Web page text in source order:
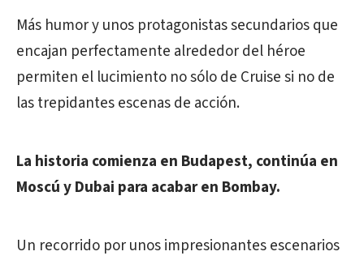
Más humor y unos protagonistas secundarios que
encajan perfectamente alrededor del héroe
permiten el lucimiento no sólo de Cruise si no de
las trepidantes escenas de acción.
La historia comienza en Budapest, continúa en
Moscú y Dubai para acabar en Bombay.
Un recorrido por unos impresionantes escenarios